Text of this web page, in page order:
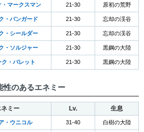
・マークスマン 21-30 原初の荒野
・バンガード 21-30 忘却の渓谷
・シールダー 21-30 忘却の渓谷
・ソルジャー 21-30 黒鋼の大陸
・バレット 21-30 黒鋼の大陸
性のあるエネミー
ネミー Lv. 生息
・ウニコル 31-40 白樹の大陸